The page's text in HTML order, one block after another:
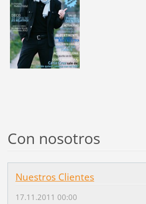
Con nosotros
Nuestros Clientes
17.11.2011 00:00